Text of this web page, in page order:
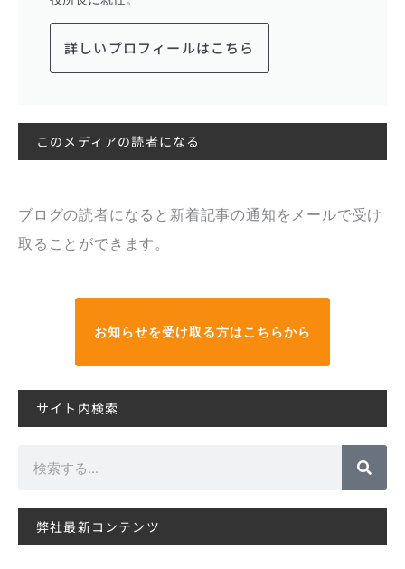
詳しいプロフィールはこちら
このメディアの読者になる
ブログの読者になると新着記事の通知をメールで受け
取ることができます。
お知らせを受け取る方はこちらから
サイト内検索
弊社最新コンテンツ